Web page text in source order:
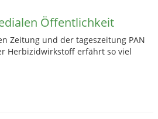
Öffentlichkeit
Zeitung und der tageszeitung PAN
Herbizidwirkstoff erfährt so viel